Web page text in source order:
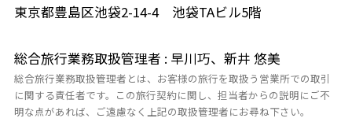
東京都豊島区池袋2-14-4 池袋TAビル5階
総合旅行業務取扱管理者 : 早川巧、新井 悠美
総合旅行業務取扱管理者とは、お客様の旅行を取扱う営業所での取引
に関する責任者です。この旅行契約に関し、担当者からの説明にご不
明な点があれば、ご遠慮なく上記の取扱管理者にお尋ね下さい。